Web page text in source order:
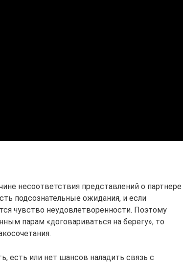
несоответствия представлений о партнере
подсознательные ожидания, и если
чувство неудовлетворенности. Поэтому
парам «договариваться на берегу», то
есть или нет шансов наладить связь с